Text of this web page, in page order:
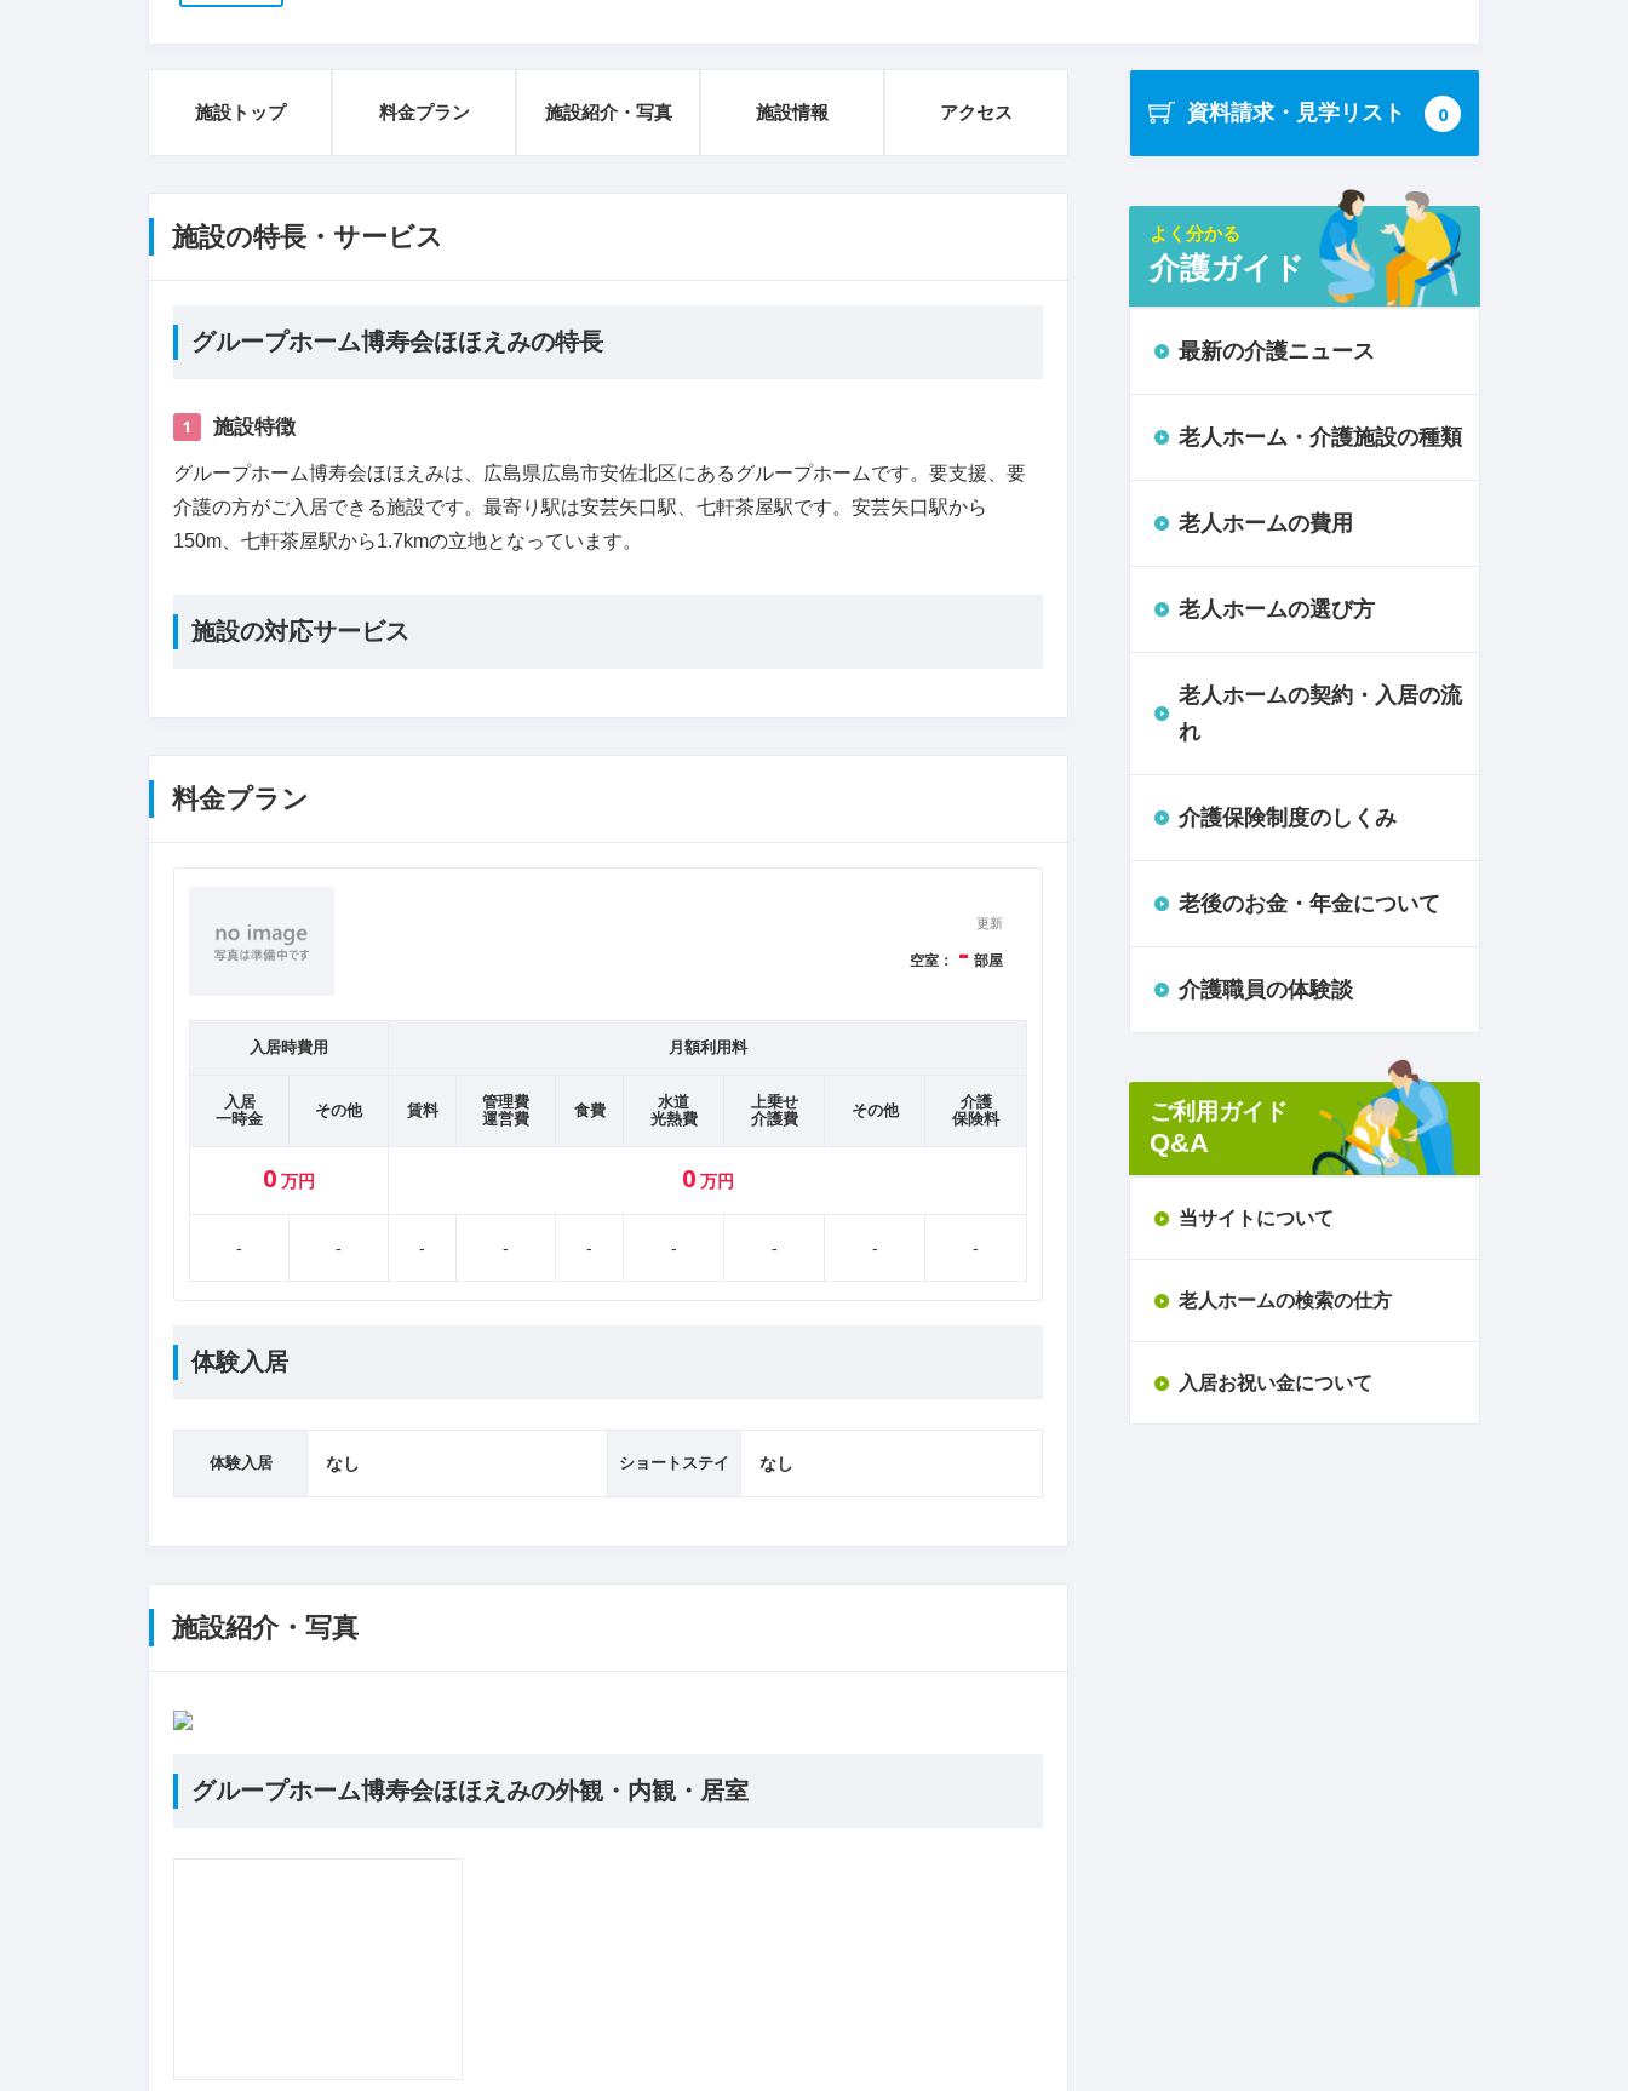
施設トップ 料金プラン 施設紹介・写真 施設情報 アクセス
施設の特長・サービス
グループホーム博寿会ほほえみの特長
1 施設特徴
グループホーム博寿会ほほえみは、広島県広島市安佐北区にあるグループホームです。要支援、要
介護の方がご入居できる施設です。最寄り駅は安芸矢口駅、七軒茶屋駅です。安芸矢口駅から
150m、七軒茶屋駅から1.7kmの立地となっています。
施設の対応サービス
料金プラン
更新
空室： - 部屋
入居時費用 月額利用料
入居
一時金
その他 賃料
管理費
運営費
食費
水道
光熱費
上乗せ
介護費
その他
介護
保険料
0 万円 0 万円
- - - - - - - - -
体験入居
体験入居 なし ショートステイ なし
施設紹介・写真
グループホーム博寿会ほほえみの外観・内観・居室
資料請求・見学リスト 0
よく分かる
介護ガイド
最新の介護ニュース
老人ホーム・介護施設の種類
老人ホームの費用
老人ホームの選び方
老人ホームの契約・入居の流
れ
介護保険制度のしくみ
老後のお金・年金について
介護職員の体験談
ご利用ガイド
Q&A
当サイトについて
老人ホームの検索の仕方
入居お祝い金について